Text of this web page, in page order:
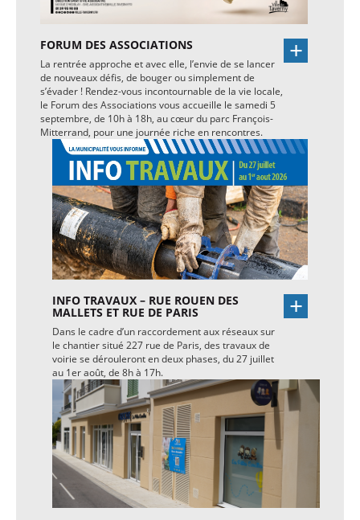
FORUM DES ASSOCIATIONS
La rentrée approche et avec elle, l’envie de se lancer
de nouveaux défis, de bouger ou simplement de
s’évader ! Rendez-vous incontournable de la vie locale,
le Forum des Associations vous accueille le samedi 5
septembre, de 10h à 18h, au cœur du parc François-
Mitterrand, pour une journée riche en rencontres.
INFO TRAVAUX – RUE ROUEN DES
MALLETS ET RUE DE PARIS
Dans le cadre d’un raccordement aux réseaux sur
le chantier situé 227 rue de Paris, des travaux de
voirie se dérouleront en deux phases, du 27 juillet
au 1er août, de 8h à 17h.